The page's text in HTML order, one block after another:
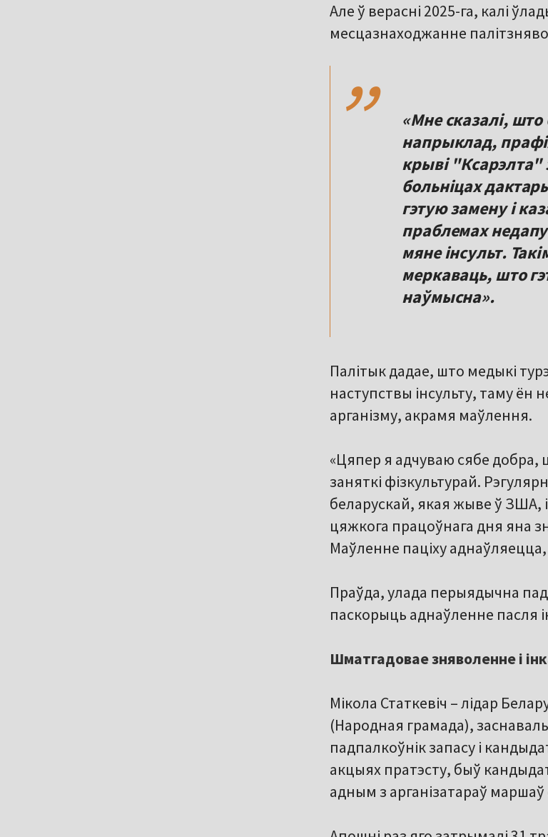
Але ў верасні 2025-га, калі
месцазнаходжанне
,,
«Мне сказалі,
напрыклад,
крыві "Ксарэлта"
больніцах
гэтую замену і
праблемах
мяне інсульт.
меркаваць, што
наўмысна».
Палітык дадае, што медыкі
наступствы інсульту, таму ён
арганізму, акрамя маўлення.
«Цяпер я адчуваю сябе добра,
заняткі фізкультурай.
беларускай, якая жыве ў ЗША,
цяжкога працоўнага дня яна
Маўленне паціху
Праўда, улада перыядычна
паскорыць аднаўленне пасля
Шматгадовае зняволенне і
Мікола Статкевіч – лідар
(Народная грамада),
падпалкоўнік запасу і
акцыях пратэсту, быў
адным з арганізатараў